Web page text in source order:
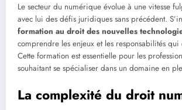
Le secteur du numérique évolue à une vitesse
avec lui des défis juridiques sans précédent.
formation au droit des nouvelles
comprendre les enjeux et les responsabilités qui
Cette formation est essentielle pour les
souhaitant se spécialiser dans un domaine en
La complexité du droit